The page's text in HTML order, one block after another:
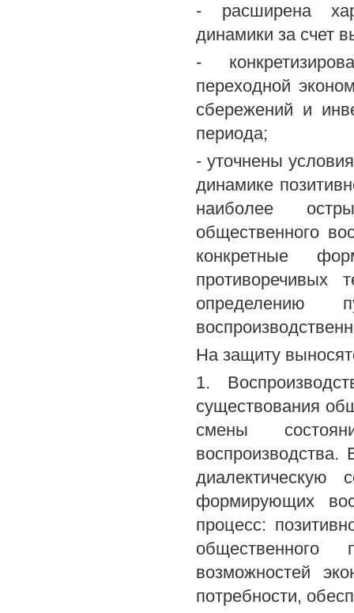
- расширена
динамики за счет
-
переходной
сбережений и
периода;
- уточнены
динамике
наиболее
общественного
конкретные
противоречивых
определению
На защиту
1.
существования
смены
воспроизводства.
диалектическую
формирующих
процесс:
общественного
возможностей
потребности,